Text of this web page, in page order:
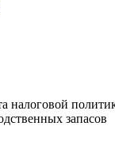
налоговой
запасов